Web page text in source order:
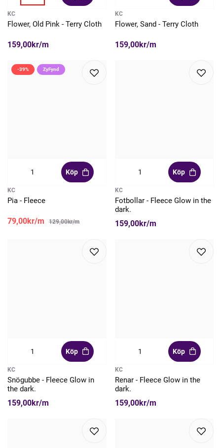
KC
Flower, Old Pink - Terry Cloth
159,00kr/m
KC
Flower, Sand - Terry Cloth
159,00kr/m
-39% ZyFynd
Köp
KC
Pia - Fleece
79,00kr/m 129,00kr/m
Köp
KC
Fotbollar - Fleece Glow in the
dark.
159,00kr/m
Köp
KC
Snögubbe - Fleece Glow in
the dark.
159,00kr/m
Köp
KC
Renar - Fleece Glow in the
dark.
159,00kr/m